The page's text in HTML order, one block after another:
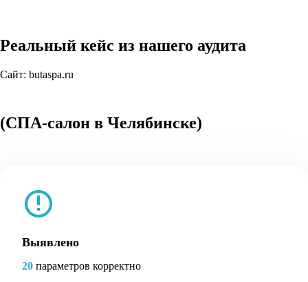
Реальный кейс из нашего аудита
Сайт: butaspa.ru
(СПА-салон в Челябинске)
Выявлено
20 параметров корректно